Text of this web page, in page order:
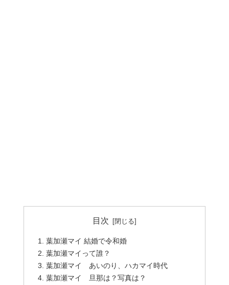
目次
葉加瀬マイ 結婚で令和婚
葉加瀬マイって誰？
葉加瀬マイ あいのり、ハカマイ時代
葉加瀬マイ 旦那は？写真は？